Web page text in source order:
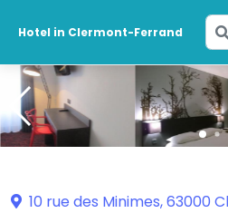
Hotel in Clermont-Ferrand
10 rue des Minimes, 63000